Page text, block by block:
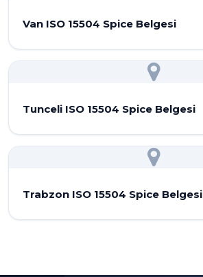
Van ISO 15504 Spice Belgesi
Tunceli ISO 15504 Spice Belgesi
Trabzon ISO 15504 Spice Belgesi